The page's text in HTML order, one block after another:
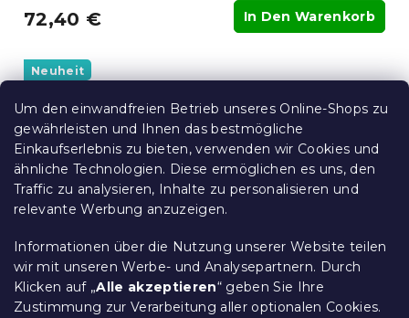
Um den einwandfreien Betrieb unseres Online-Shops zu
gewährleisten und Ihnen das bestmögliche
Einkaufserlebnis zu bieten, verwenden wir Cookies und
ähnliche Technologien. Diese ermöglichen es uns, den
Traffic zu analysieren, Inhalte zu personalisieren und
relevante Werbung anzuzeigen.
Informationen über die Nutzung unserer Website teilen
wir mit unseren Werbe- und Analysepartnern. Durch
Klicken auf „Alle akzeptieren“ geben Sie Ihre
Zustimmung zur Verarbeitung aller optionalen Cookies.
72,40 € In Den Warenkorb
Neuheit
MINUS15